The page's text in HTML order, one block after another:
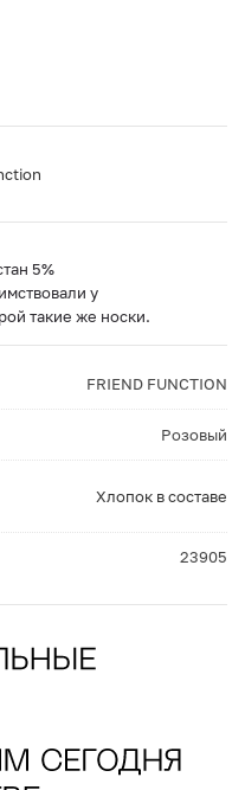
5%
у
такие же носки.
FRIEND FUNCTION
Розовый
Хлопок в составе
23905